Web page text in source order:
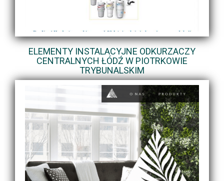
ELEMENTY INSTALACYJNE ODKURZACZY
CENTRALNYCH ŁÓDŹ W PIOTRKOWIE
TRYBUNALSKIM